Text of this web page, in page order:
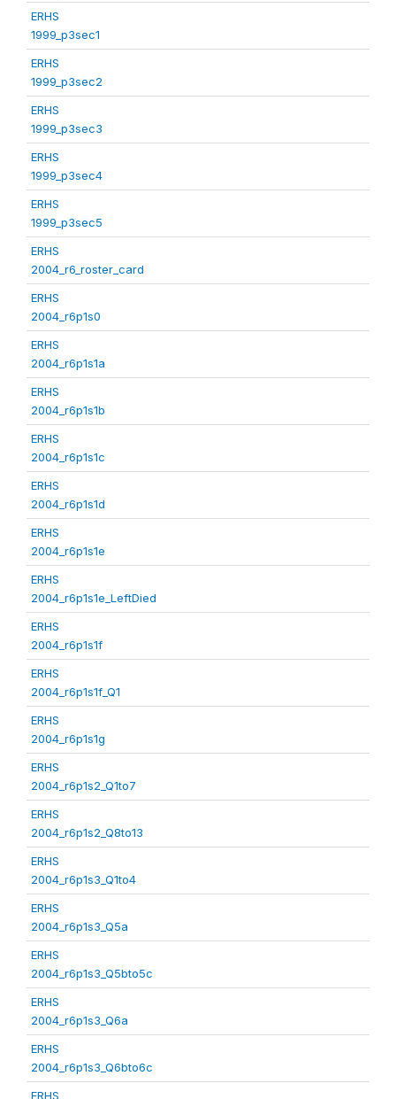
ERHS
1999_p3sec1
ERHS
1999_p3sec2
ERHS
1999_p3sec3
ERHS
1999_p3sec4
ERHS
1999_p3sec5
ERHS
2004_r6_roster_card
ERHS
2004_r6p1s0
ERHS
2004_r6p1s1a
ERHS
2004_r6p1s1b
ERHS
2004_r6p1s1c
ERHS
2004_r6p1s1d
ERHS
2004_r6p1s1e
ERHS
2004_r6p1s1e_LeftDied
ERHS
2004_r6p1s1f
ERHS
2004_r6p1s1f_Q1
ERHS
2004_r6p1s1g
ERHS
2004_r6p1s2_Q1to7
ERHS
2004_r6p1s2_Q8to13
ERHS
2004_r6p1s3_Q1to4
ERHS
2004_r6p1s3_Q5a
ERHS
2004_r6p1s3_Q5bto5c
ERHS
2004_r6p1s3_Q6a
ERHS
2004_r6p1s3_Q6bto6c
ERHS